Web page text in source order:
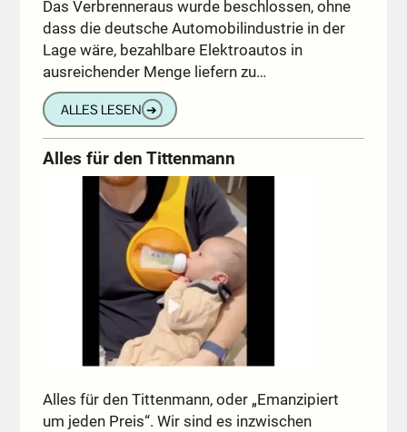
Das Verbrenneraus wurde beschlossen, ohne
dass die deutsche Automobilindustrie in der
Lage wäre, bezahlbare Elektroautos in
ausreichender Menge liefern zu…
ALLES LESEN ➔
Alles für den Tittenmann
Alles für den Tittenmann, oder „Emanzipiert
um jeden Preis“. Wir sind es inzwischen